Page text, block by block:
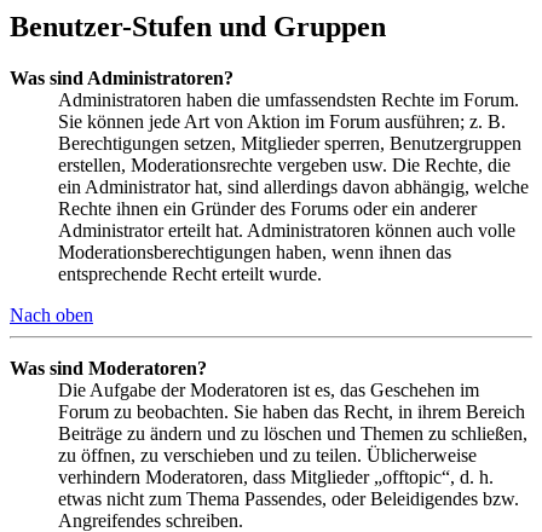
Benutzer-Stufen und Gruppen
Was sind Administratoren?
Administratoren haben die umfassendsten Rechte im Forum.
Sie können jede Art von Aktion im Forum ausführen; z. B.
Berechtigungen setzen, Mitglieder sperren, Benutzergruppen
erstellen, Moderationsrechte vergeben usw. Die Rechte, die
ein Administrator hat, sind allerdings davon abhängig, welche
Rechte ihnen ein Gründer des Forums oder ein anderer
Administrator erteilt hat. Administratoren können auch volle
Moderationsberechtigungen haben, wenn ihnen das
entsprechende Recht erteilt wurde.
Nach oben
Was sind Moderatoren?
Die Aufgabe der Moderatoren ist es, das Geschehen im
Forum zu beobachten. Sie haben das Recht, in ihrem Bereich
Beiträge zu ändern und zu löschen und Themen zu schließen,
zu öffnen, zu verschieben und zu teilen. Üblicherweise
verhindern Moderatoren, dass Mitglieder „offtopic“, d. h.
etwas nicht zum Thema Passendes, oder Beleidigendes bzw.
Angreifendes schreiben.